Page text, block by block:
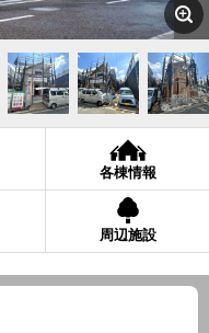
各棟情報
周辺施設